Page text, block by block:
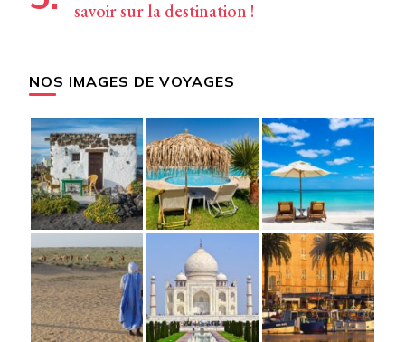
savoir sur la destination !
NOS IMAGES DE VOYAGES